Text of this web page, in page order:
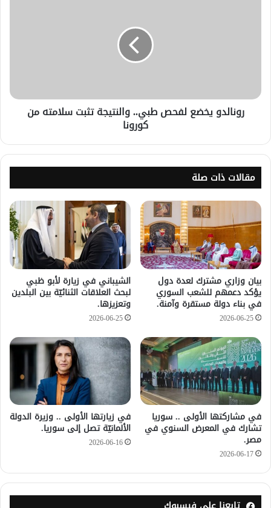
رونالدو يخضع لفحص طبي.. والنتيجة تثبت سلامته من
كورونا
مقالات ذات صلة
بيان وزاري مشترك لعدة دول
يؤكد دعمهم للشعب السوري
في بناء دولة مستقرة وآمنة.
2026-06-25
الشيباني في زيارة لأبو ظبي
لبحث العلاقات الثنائيّة بين البلدين
وتعزيزها.
2026-06-25
في مشاركتها الأولى .. سوريا
تشارك في المعرض السنوي في
مصر.
2026-06-17
في زيارتها الأولى .. وزيرة الدولة
الألمانيّة تصل إلى سوريا.
2026-06-16